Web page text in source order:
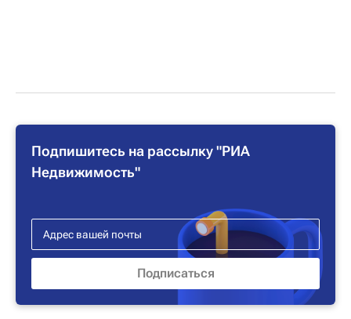
Подпишитесь на рассылку "РИА
Недвижимость"